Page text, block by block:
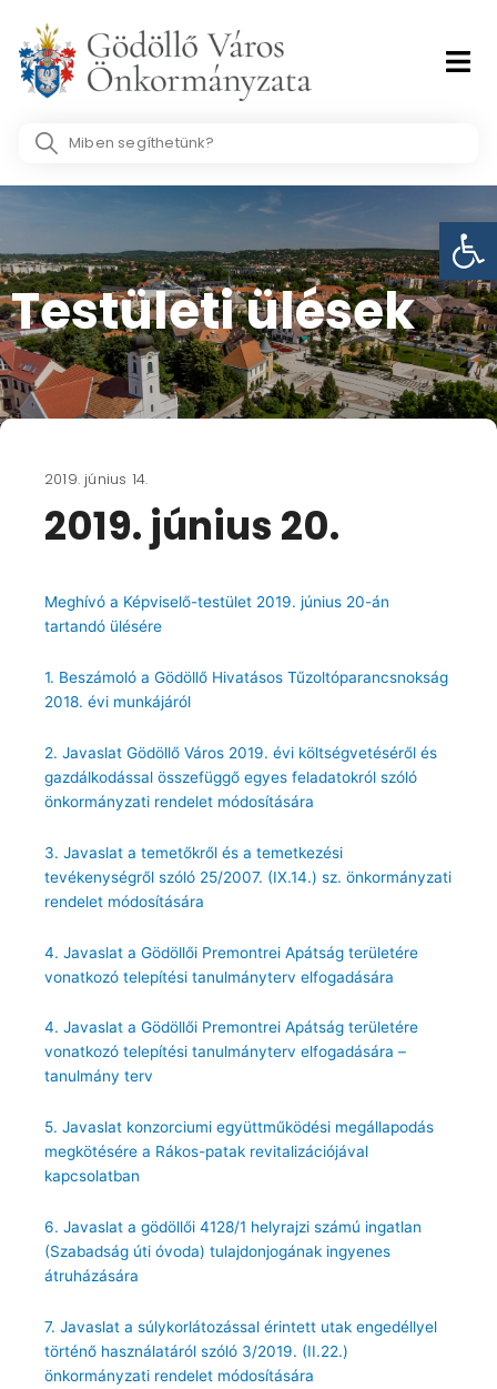
content
Search
Testületi ülések​
2019. június 14.
2019. június 20.
Meghívó a Képviselő-testület 2019. június 20-án
tartandó ülésére
1. Beszámoló a Gödöllő Hivatásos Tűzoltóparancsnokság
2018. évi munkájáról
2. Javaslat Gödöllő Város 2019. évi költségvetéséről és
gazdálkodással összefüggő egyes feladatokról szóló
önkormányzati rendelet módosítására
3. Javaslat a temetőkről és a temetkezési
tevékenységről szóló 25/2007. (IX.14.) sz. önkormányzati
rendelet módosítására
4. Javaslat a Gödöllői Premontrei Apátság területére
vonatkozó telepítési tanulmányterv elfogadására
4. Javaslat a Gödöllői Premontrei Apátság területére
vonatkozó telepítési tanulmányterv elfogadására –
tanulmány terv
5. Javaslat konzorciumi együttműködési megállapodás
megkötésére a Rákos-patak revitalizációjával
kapcsolatban
6. Javaslat a gödöllői 4128/1 helyrajzi számú ingatlan
(Szabadság úti óvoda) tulajdonjogának ingyenes
átruházására
7. Javaslat a súlykorlátozással érintett utak engedéllyel
történő használatáról szóló 3/2019. (II.22.)
önkormányzati rendelet módosítására